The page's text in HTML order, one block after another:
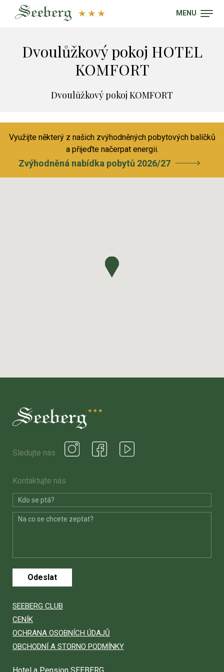
MENU
Dvoulůžkový pokoj HOTEL
KOMFORT
Dvoulůžkový pokoj KOMFORT
Využijte některý z našich zvýhodněných pobytových balíčků
a přijeďte načerpat energii.
Zvýhodněná nabídka pobytů 2026/27
Sledujte nás
Kontaktujte nás
Odeslat
SEEBERG CLUB
CENÍK
OCHRANA OSOBNÍCH ÚDAJŮ
OBCHODNÍ A STORNO PODMÍNKY